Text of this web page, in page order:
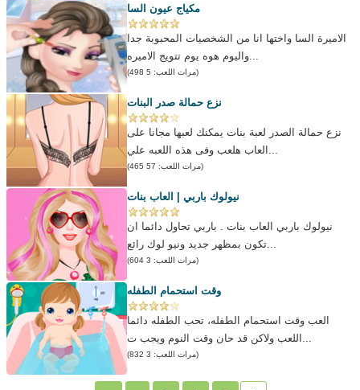
مكياج عيون السا
الاميرة السا واختها انا من الشخصيات المحبوبة جدا
(مرات اللعب: 5 498)
نزع حمالة صدر البنات
نزع حمالة الصدر لعبة بنات يمكنك لعبها مجانا على
(مرات اللعب: 57 465)
نيولوك باربي | العاب بنات
نيولوك باربي العاب بنات . باربي تحاول دائما ان
(مرات اللعب: 3 604)
وقت استحمام الطفله
العب وقت استحمام الطفله، تحب الطفله دائما
(مرات اللعب: 3 832)